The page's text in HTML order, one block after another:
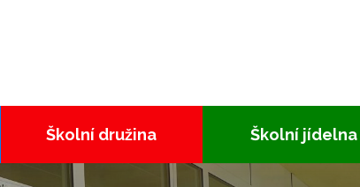
Školní družina Školní jídelna